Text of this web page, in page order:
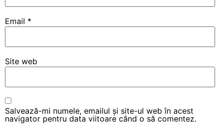
Email *
Site web
Salvează-mi numele, emailul și site-ul web în acest
navigator pentru data viitoare când o să comentez.